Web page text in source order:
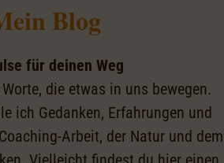
Blog
für deinen Weg
die etwas in uns bewegen.
ich Gedanken, Erfahrungen und
Arbeit, der Natur und dem